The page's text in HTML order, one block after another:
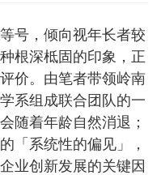
号，倾向视年长者较
根深柢固的印象，正
价。由笔者带领岭南
系组成联合团队的一
随着年龄自然消退；
「系统性的偏见」，
业创新发展的关键因